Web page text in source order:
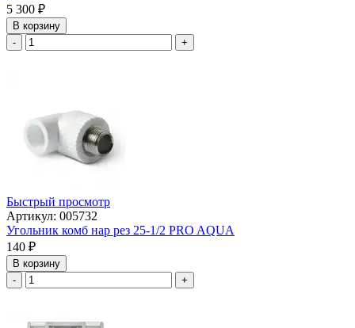
5 300 ₽
В корзину
-
+
Быстрый просмотр
Артикул: 005732
Угольник комб нар рез 25-1/2 PRO AQUA
140 ₽
В корзину
-
+